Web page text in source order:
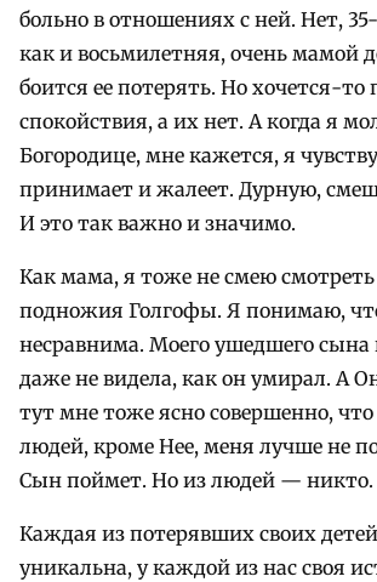
больно в отношениях с ней. Нет,
как и восьмилетняя, очень мамой
боится ее потерять. Но хочется-
спокойствия, а их нет. А когда я
Богородице, мне кажется, я
принимает и жалеет. Дурную,
И это так важно и значимо.
Как мама, я тоже не смею смотреть
подножия Голгофы. Я понимаю,
несравнима. Моего ушедшего сына
даже не видела, как он умирал. А
тут мне тоже ясно совершенно,
людей, кроме Нее, меня лучше не
Сын поймет. Но из людей — никто.
Каждая из потерявших своих
уникальна, у каждой из нас своя